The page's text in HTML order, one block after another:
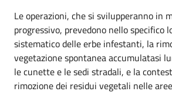
Le operazioni, che si svilupperanno in
progressivo, prevedono nello specifico
sistematico delle erbe infestanti, la
vegetazione spontanea accumulatasi
le cunette e le sedi stradali, e la
rimozione dei residui vegetali nelle